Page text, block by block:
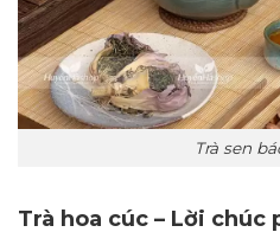
Trà sen
Trà hoa cúc – Lời chúc